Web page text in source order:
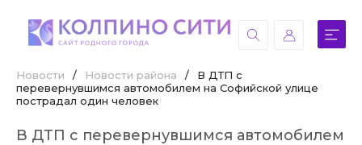
Новости / Новости района /
В ДТП с
перевернувшимся автомобилем на Софийской улице
пострадал один человек
В ДТП с перевернувшимся автомобилем